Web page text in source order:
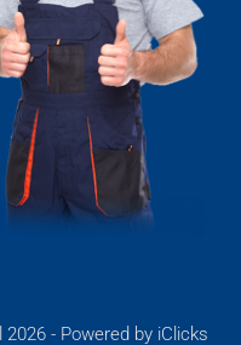
2026 - Powered by iClicks